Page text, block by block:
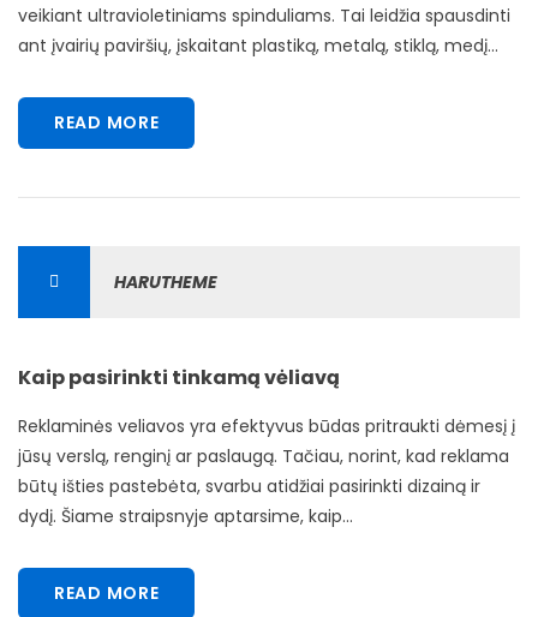
veikiant ultravioletiniams spinduliams. Tai leidžia spausdinti
ant įvairių paviršių, įskaitant plastiką, metalą, stiklą, medį...
READ MORE
HARUTHEME
Kaip pasirinkti tinkamą vėliavą
Reklaminės veliavos yra efektyvus būdas pritraukti dėmesį į
jūsų verslą, renginį ar paslaugą. Tačiau, norint, kad reklama
būtų išties pastebėta, svarbu atidžiai pasirinkti dizainą ir
dydį. Šiame straipsnyje aptarsime, kaip...
READ MORE